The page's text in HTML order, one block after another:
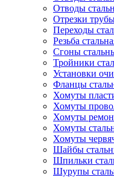
Отводы
Отрезки
Переходы
Резьба
Сгоны
Тройники
Установки
Фланцы
Хомуты
Хомуты
Хомуты
Хомуты
Хомуты
Шайбы
Шпильки
Шурупы